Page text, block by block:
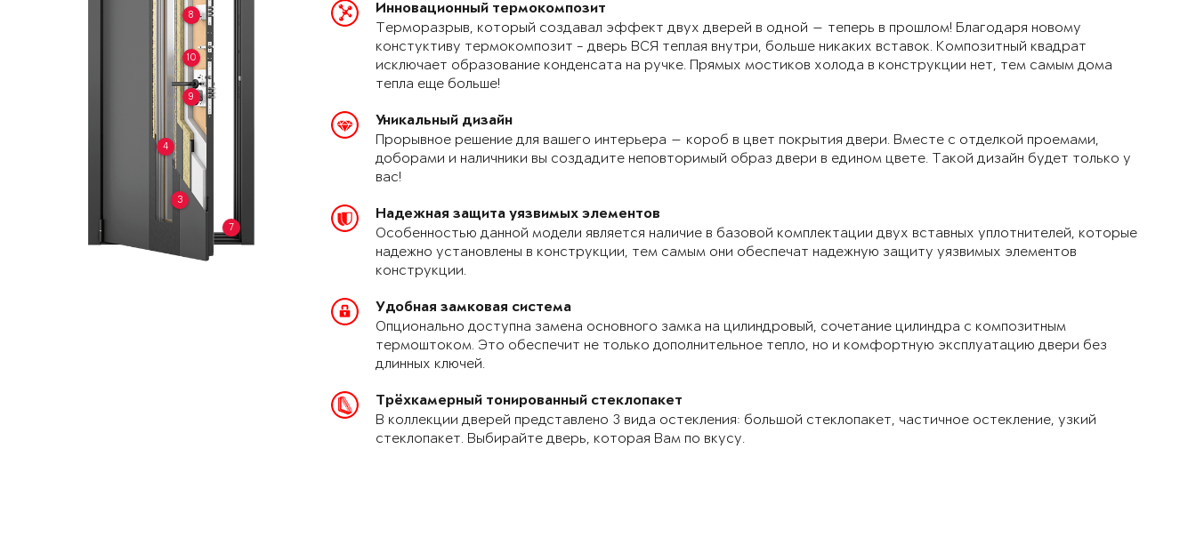
3
4
7
8
9
10
Инновационный термокомпозит
Терморазрыв, который создавал эффект двух дверей в одной — теперь в прошлом! Благодаря новому
констуктиву термокомпозит - дверь ВСЯ теплая внутри, больше никаких вставок. Композитный квадрат
исключает образование конденсата на ручке. Прямых мостиков холода в конструкции нет, тем самым дома
тепла еще больше!
Уникальный дизайн
Прорывное решение для вашего интерьера — короб в цвет покрытия двери. Вместе с отделкой проемами,
доборами и наличники вы создадите неповторимый образ двери в едином цвете. Такой дизайн будет только у
вас!
Надежная защита уязвимых элементов
Особенностью данной модели является наличие в базовой комплектации двух вставных уплотнителей, которые
надежно установлены в конструкции, тем самым они обеспечат надежную защиту уязвимых элементов
конструкции.
Удобная замковая система
Опционально доступна замена основного замка на цилиндровый, сочетание цилиндра с композитным
термоштоком. Это обеспечит не только дополнительное тепло, но и комфортную эксплуатацию двери без
длинных ключей.
Трёхкамерный тонированный стеклопакет
В коллекции дверей представлено 3 вида остекления: большой стеклопакет, частичное остекление, узкий
стеклопакет. Выбирайте дверь, которая Вам по вкусу.